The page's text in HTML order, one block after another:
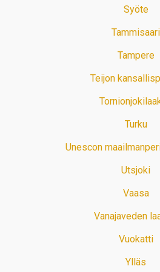
Syöte
Tammisaari
Tampere
Teijon
Turku
Unescon
Utsjoki
Vaasa
Vanajaveden
Vuokatti
Ylläs